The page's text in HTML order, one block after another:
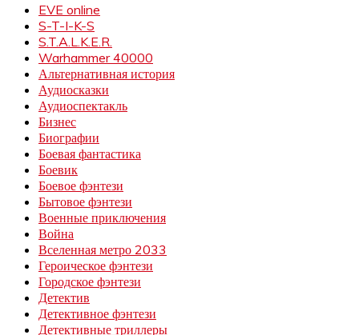
EVE online
S-T-I-K-S
S.T.A.L.K.E.R.
Warhammer 40000
Альтернативная история
Аудиосказки
Аудиоспектакль
Бизнес
Биографии
Боевая фантастика
Боевик
Боевое фэнтези
Бытовое фэнтези
Военные приключения
Война
Вселенная метро 2033
Героическое фэнтези
Городское фэнтези
Детектив
Детективное фэнтези
Детективные триллеры